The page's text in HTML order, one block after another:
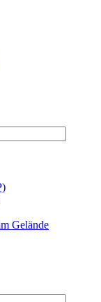
Gelände